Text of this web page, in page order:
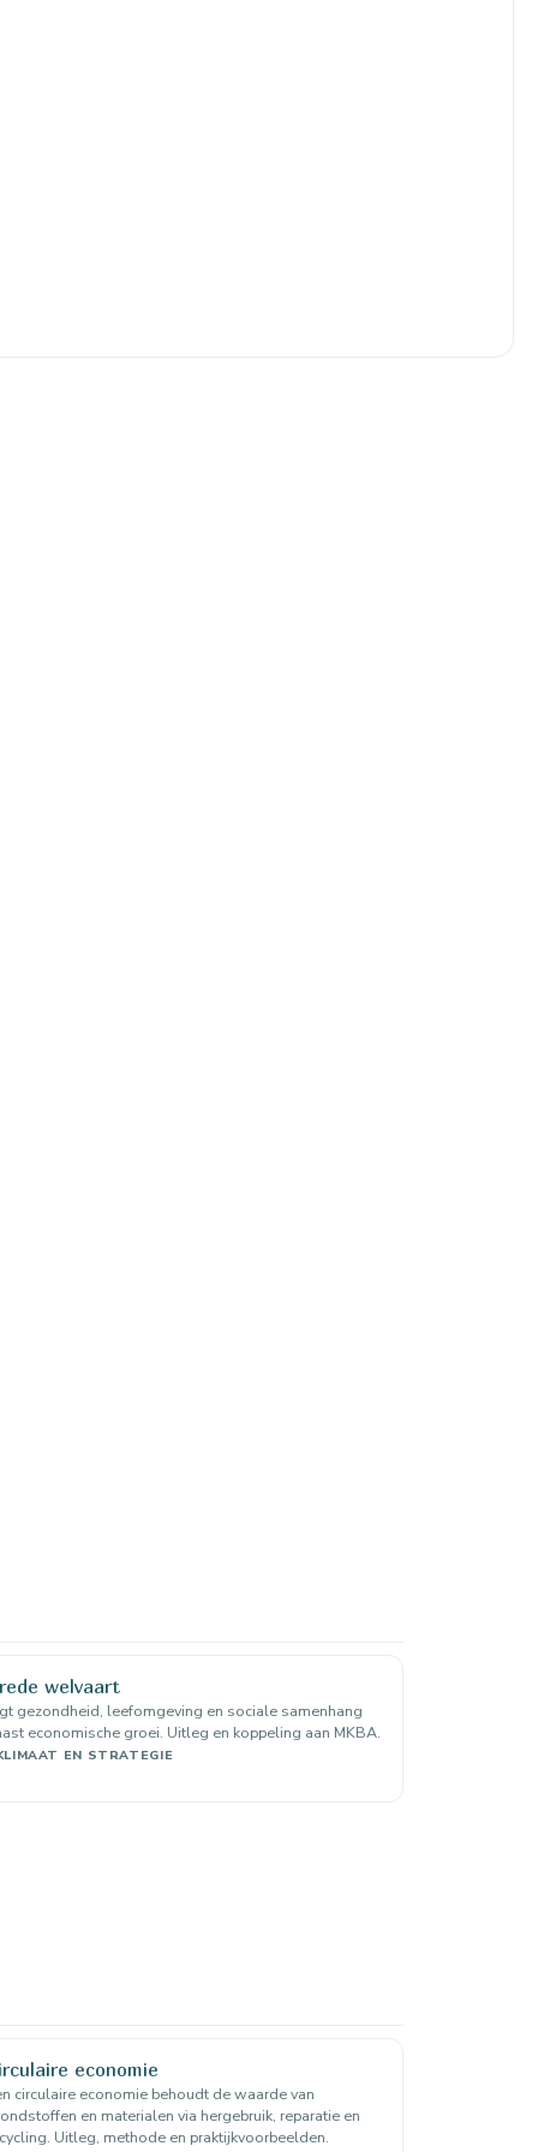
welvaart
gezondheid, leefomgeving en sociale samenhang
economische groei. Uitleg en koppeling aan MKBA.
EN STRATEGIE
economie
circulaire economie behoudt de waarde van
en materialen via hergebruik, reparatie en
Uitleg, methode en praktijkvoorbeelden.